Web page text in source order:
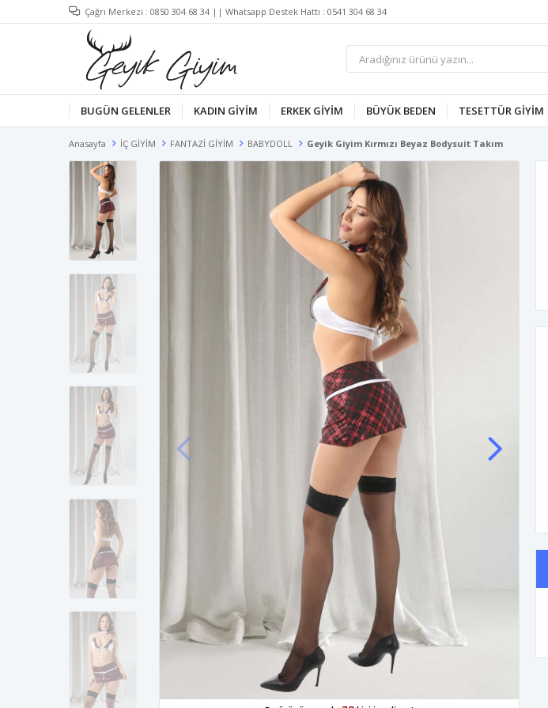
Çağrı Merkezi : 0850 304 68 34 || Whatsapp Destek Hattı : 0541 304 68 34
BUGÜN GELENLER KADIN GİYİM ERKEK GİYİM BÜYÜK BEDEN TESETTÜR GİYİM
Anasayfa İÇ GİYİM FANTAZİ GİYİM BABYDOLL Geyik Giyim Kırmızı Beyaz Bodysuit Takım